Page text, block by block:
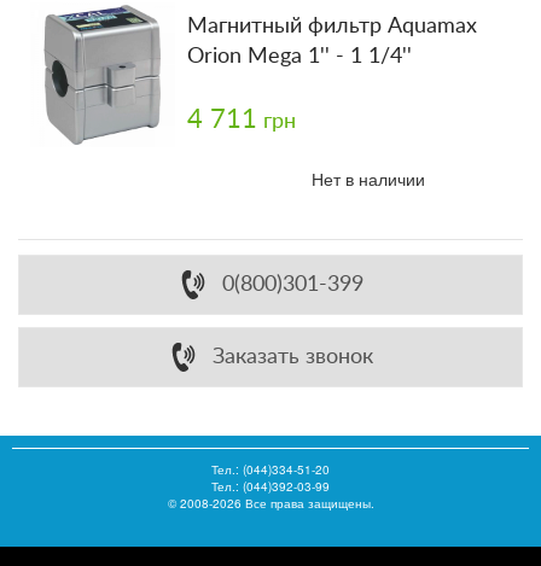
Магнитный фильтр Aquamax
Orion Mega 1'' - 1 1/4''
4 711 грн
Нет в наличии
0(800)301-399
Заказать звонок
Тел.: (044)334-51-20
Тел.: (044)392-03-99
© 2008-2026 Все права защищены.